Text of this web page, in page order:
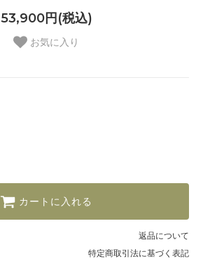
53,900円(税込)
お気に入り
カートに入れる
返品について
特定商取引法に基づく表記